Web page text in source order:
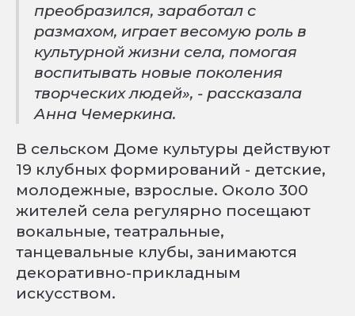
преобразился, заработал с
размахом, играет весомую роль в
культурной жизни села, помогая
воспитывать новые поколения
творческих людей», - рассказала
Анна Чемеркина.
В сельском Доме культуры действуют
19 клубных формирований - детские,
молодежные, взрослые. Около 300
жителей села регулярно посещают
вокальные, театральные,
танцевальные клубы, занимаются
декоративно-прикладным
искусством.